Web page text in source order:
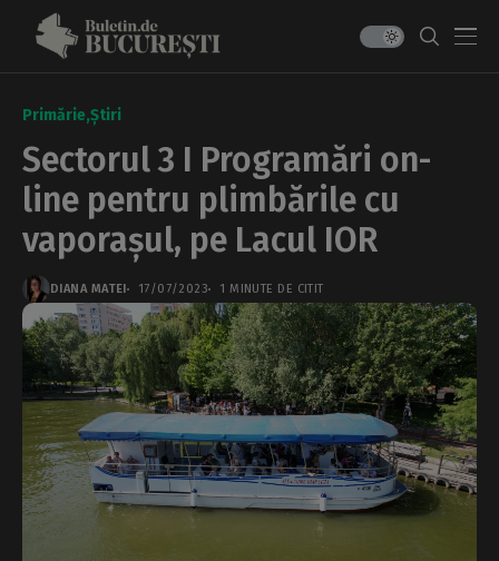
Primărie Știri
Sectorul 3 I Programări on-
line pentru plimbările cu
vaporașul, pe Lacul IOR
DIANA MATEI 17/07/2023 1 MINUTE DE CITIT